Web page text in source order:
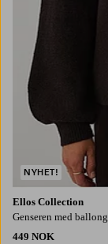
Ellos Collection
Genseren med
449 NOK
NYHET!